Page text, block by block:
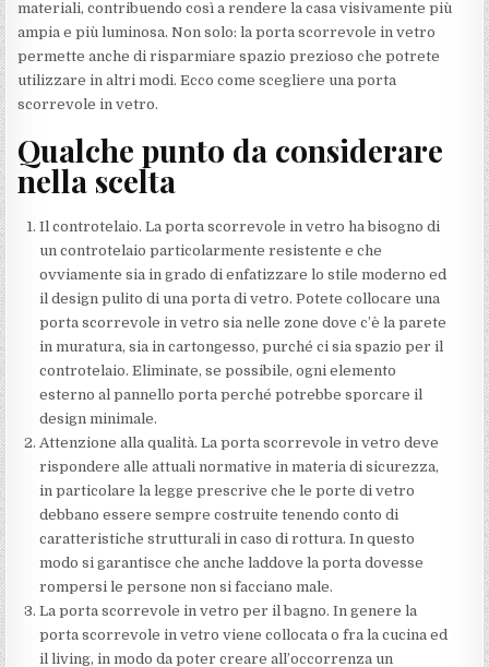
materiali, contribuendo così a rendere la casa visivamente più
ampia e più luminosa. Non solo: la porta scorrevole in vetro
permette anche di risparmiare spazio prezioso che potrete
utilizzare in altri modi. Ecco come scegliere una porta
scorrevole in vetro.
Qualche punto da considerare
nella scelta
Il controtelaio. La porta scorrevole in vetro ha bisogno di
un controtelaio particolarmente resistente e che
ovviamente sia in grado di enfatizzare lo stile moderno ed
il design pulito di una porta di vetro. Potete collocare una
porta scorrevole in vetro sia nelle zone dove c’è la parete
in muratura, sia in cartongesso, purché ci sia spazio per il
controtelaio. Eliminate, se possibile, ogni elemento
esterno al pannello porta perché potrebbe sporcare il
design minimale.
Attenzione alla qualità. La porta scorrevole in vetro deve
rispondere alle attuali normative in materia di sicurezza,
in particolare la legge prescrive che le porte di vetro
debbano essere sempre costruite tenendo conto di
caratteristiche strutturali in caso di rottura. In questo
modo si garantisce che anche laddove la porta dovesse
rompersi le persone non si facciano male.
La porta scorrevole in vetro per il bagno. In genere la
porta scorrevole in vetro viene collocata o fra la cucina ed
il living, in modo da poter creare all’occorrenza un